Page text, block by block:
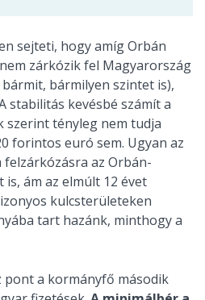
sejteti, hogy amíg Orbán
zárkózik fel Magyarország
bármilyen szintet is),
stabilitás kevésbé számít a
szerint tényleg nem tudja
forintos euró sem. Ugyan az
az Orbán-
ám az elmúlt 12 évet
kulcsterületeken
tart hazánk, minthogy a
pont a kormányfő második